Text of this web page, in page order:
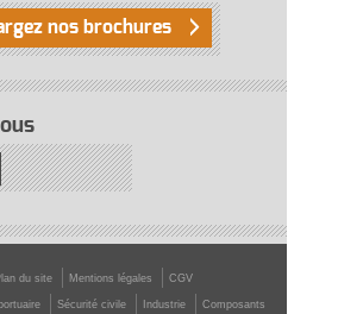
nos brochures
du site Mentions légales CGV
Sécurité civile Industrie Composants